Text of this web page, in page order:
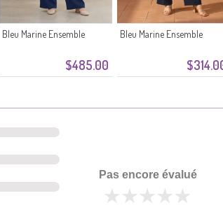
$485.00
Bleu Marine Ensemble Bleu Marine Ensemble
Pas encore évalué